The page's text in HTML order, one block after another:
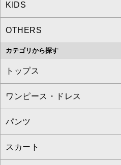
MICHEL KLEIN
MK MICHEL KLEIN
OFUON le MK
a.v.v
MICHEL KLEIN HOMME
MK MICHEL KLEIN HOMME
KIDS
a.v.v
OTHERS
MK MICHEL KLEIN BAG
カテゴリから探す
トップス
すべてのトップス
カットソー・Tシャツ
ブラウス・シャツ
ワンピース・ドレス
すべてのワンピース・ドレス
ワンピース
パンツ
すべてのパンツ
スカート